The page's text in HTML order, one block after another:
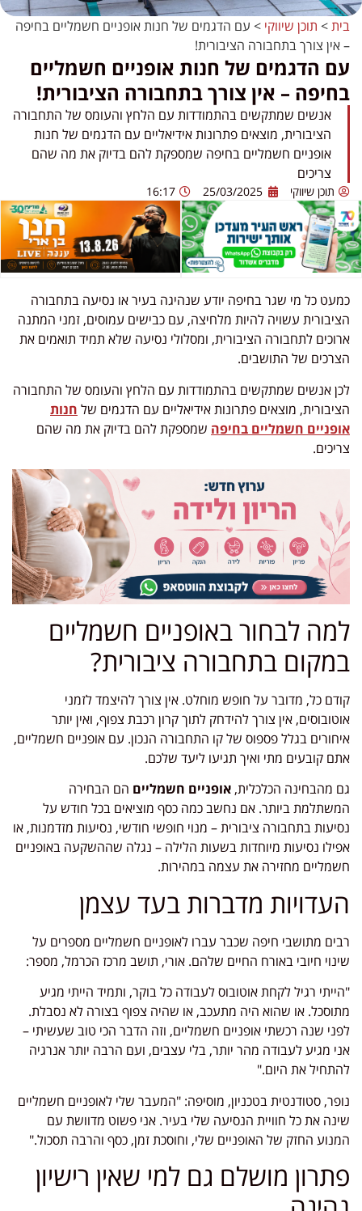
בית> תוכן שיווקי > עם הדגמים של חנות אופניים חשמליים בחיפה
– אין צורך בתחבורה הציבורית!
עם הדגמים של חנות אופניים חשמליים
בחיפה – אין צורך בתחבורה הציבורית!
אנשים שמתקשים בהתמודדות עם הלחץ והעומס של התחבורה
הציבורית, מוצאים פתרונות אידיאליים עם הדגמים של חנות
אופניים חשמליים בחיפה שמספקת להם בדיוק את מה שהם
צריכים
תוכן שיווקי 25/03/2025
16:17
כמעט כל מי שגר בחיפה יודע שנהיגה בעיר או נסיעה בתחבורה
הציבורית עשויה להיות מלחיצה, עם כבישים עמוסים, זמני המתנה
ארוכים לתחבורה הציבורית, ומסלולי נסיעה שלא תמיד תואמים את
הצרכים של התושבים.
לכן אנשים שמתקשים בהתמודדות עם הלחץ והעומס של התחבורה
הציבורית, מוצאים פתרונות אידיאליים עם הדגמים של חנות
אופניים חשמליים בחיפה שמספקת להם בדיוק את מה שהם
צריכים.
למה לבחור באופניים חשמליים
במקום בתחבורה ציבורית?
קודם כל, מדובר על חופש מוחלט. אין צורך להיצמד לזמני
אוטובוסים, אין צורך להידחק לתוך קרון רכבת צפוף, ואין יותר
איחורים בגלל פספוס של קו התחבורה הנכון. עם אופניים חשמליים,
אתם קובעים מתי ואיך תגיעו ליעד שלכם.
גם מהבחינה הכלכלית, אופניים חשמליים הם הבחירה
המשתלמת ביותר. אם נחשב כמה כסף מוציאים בכל חודש על
נסיעות בתחבורה ציבורית – מנוי חופשי חודשי, נסיעות מזדמנות, או
אפילו נסיעות מיוחדות בשעות הלילה – נגלה שההשקעה באופניים
חשמליים מחזירה את עצמה במהירות.
העדויות מדברות בעד עצמן
רבים מתושבי חיפה שכבר עברו לאופניים חשמליים מספרים על
שינוי חיובי באורח החיים שלהם. אורי, תושב מרכז הכרמל, מספר:
"הייתי רגיל לקחת אוטובוס לעבודה כל בוקר, ותמיד הייתי מגיע
מתוסכל. או שהוא היה מתעכב, או שהיה צפוף בצורה לא נסבלת.
לפני שנה רכשתי אופניים חשמליים, וזה הדבר הכי טוב שעשיתי –
אני מגיע לעבודה מהר יותר, בלי עצבים, ועם הרבה יותר אנרגיה
להתחיל את היום."
נופר, סטודנטית בטכניון, מוסיפה: "המעבר שלי לאופניים חשמליים
שינה את כל חוויית הנסיעה שלי בעיר. אני פשוט מדוושת עם
המנוע החזק של האופניים שלי, וחוסכת זמן, כסף והרבה תסכול."
פתרון מושלם גם למי שאין רישיון